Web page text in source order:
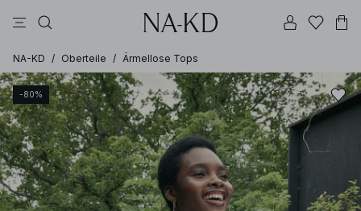
NA-KD / Oberteile / Ärmellose Tops
-80%